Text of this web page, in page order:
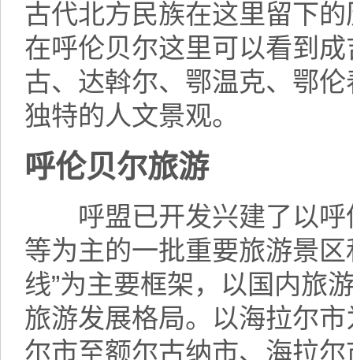
古代北方民族在这里留下
在呼伦贝尔这里可以看到
古、达斡尔、鄂温克、鄂
独特的人文景观。
呼伦贝尔旅游
呼盟已开发兴建了以呼
等为主的一批重要旅游景
线”为主要框架，以国内旅
旅游发展格局。以海拉尔
尔市至额尔古纳市、海拉